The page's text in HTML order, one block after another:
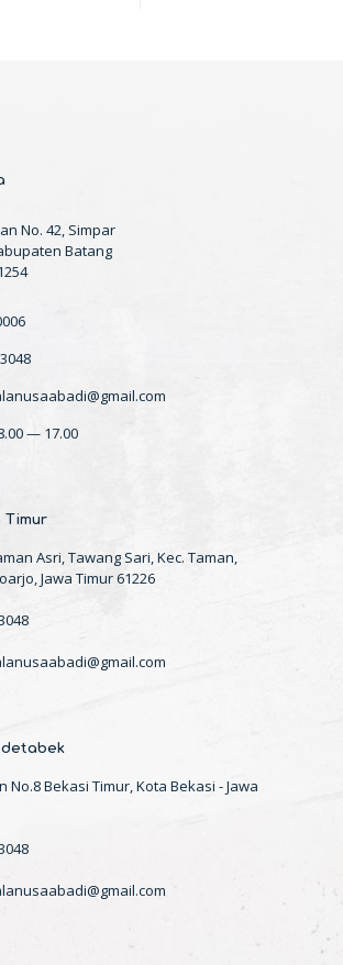
No. 42, Simpar
Batang
— 17.00
Timur
Asri, Tawang Sari, Kec. Taman,
Jawa Timur 61226
No.8 Bekasi Timur, Kota Bekasi - Jawa